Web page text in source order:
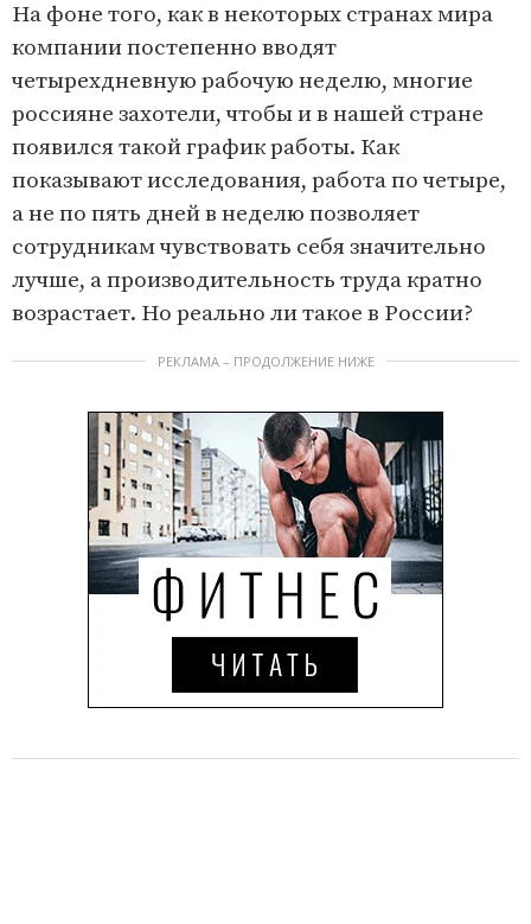
На фоне того, как в некоторых странах мира
компании постепенно вводят
четырехдневную рабочую неделю, многие
россияне захотели, чтобы и в нашей стране
появился такой график работы. Как
показывают исследования, работа по четыре,
а не по пять дней в неделю позволяет
сотрудникам чувствовать себя значительно
лучше, а производительность труда кратно
возрастает. Но реально ли такое в России?
РЕКЛАМА – ПРОДОЛЖЕНИЕ НИЖЕ